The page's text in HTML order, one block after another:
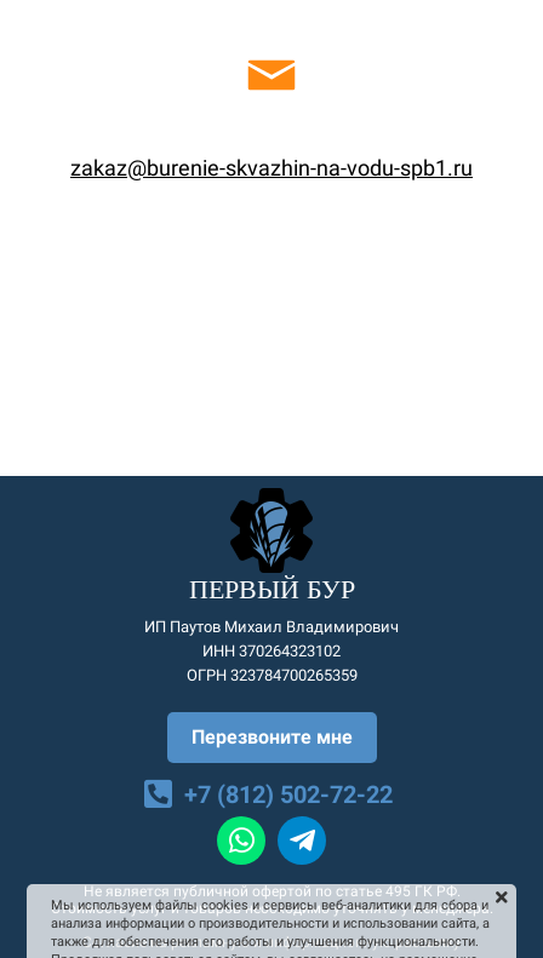
zakaz@burenie-skvazhin-na-vodu-spb1.ru
ПЕРВЫЙ БУР
ИП Паутов Михаил Владимирович
ИНН 370264323102
ОГРН 323784700265359
Перезвоните мне
+7 (812) 502-72-22
Не является публичной офертой по статье 495 ГК РФ.
Стоимость услуг и товаров необходимо уточнять у менеджера.
Согласие на рекламную и информационную рассылку
Мы используем файлы cookies и сервисы веб-аналитики для сбора и
анализа информации о производительности и использовании сайта, а
также для обеспечения его работы и улучшения функциональности.